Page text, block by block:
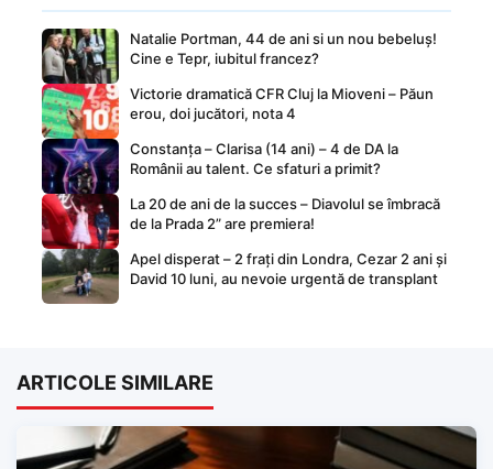
Natalie Portman, 44 de ani si un nou bebeluș!
Cine e Tepr, iubitul francez?
Victorie dramatică CFR Cluj la Mioveni – Păun
erou, doi jucători, nota 4
Constanța – Clarisa (14 ani) – 4 de DA la
Românii au talent. Ce sfaturi a primit?
La 20 de ani de la succes – Diavolul se îmbracă
de la Prada 2” are premiera!
Apel disperat – 2 frați din Londra, Cezar 2 ani și
David 10 luni, au nevoie urgentă de transplant
ARTICOLE SIMILARE